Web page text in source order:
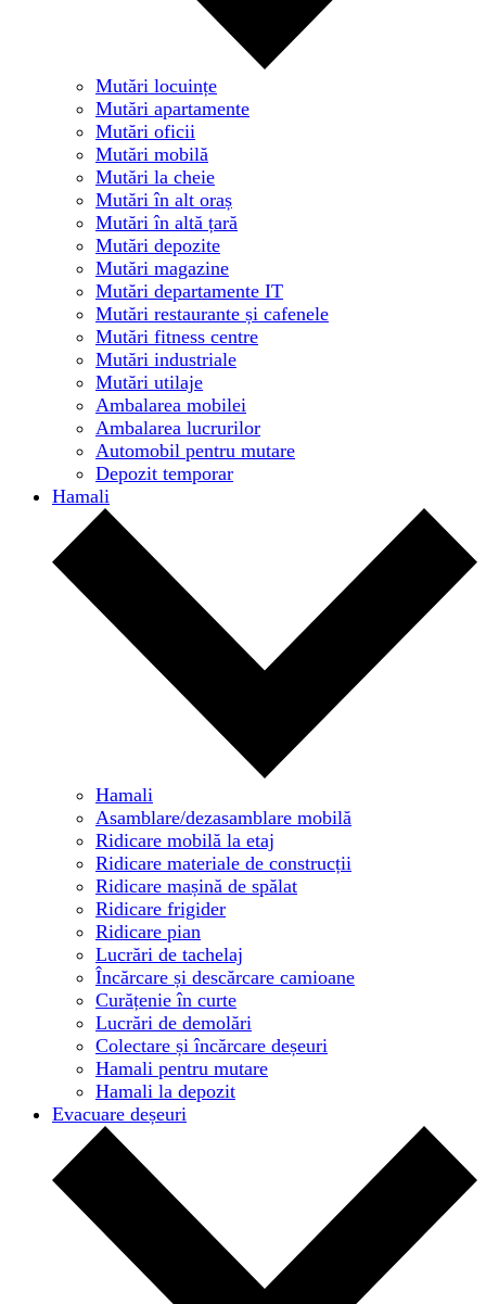
Mutări locuințe
Mutări apartamente
Mutări oficii
Mutări mobilă
Mutări la cheie
Mutări în alt oraș
Mutări în altă țară
Mutări depozite
Mutări magazine
Mutări departamente IT
Mutări restaurante și cafenele
Mutări fitness centre
Mutări industriale
Mutări utilaje
Ambalarea mobilei
Ambalarea lucrurilor
Automobil pentru mutare
Depozit temporar
Hamali
Hamali
Asamblare/dezasamblare mobilă
Ridicare mobilă la etaj
Ridicare materiale de construcții
Ridicare mașină de spălat
Ridicare frigider
Ridicare pian
Lucrări de tachelaj
Încărcare și descărcare camioane
Curățenie în curte
Lucrări de demolări
Colectare și încărcare deșeuri
Hamali pentru mutare
Hamali la depozit
Evacuare deșeuri